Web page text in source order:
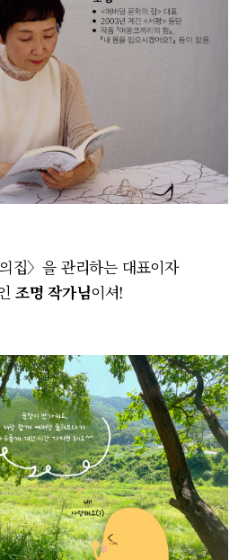
집〉을 관리하는 대표이자
조명 작가님이셔!